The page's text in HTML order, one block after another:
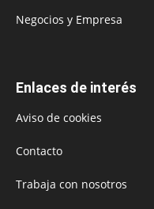
Negocios y Empresa
Enlaces de interés
Aviso de cookies
Contacto
Trabaja con nosotros